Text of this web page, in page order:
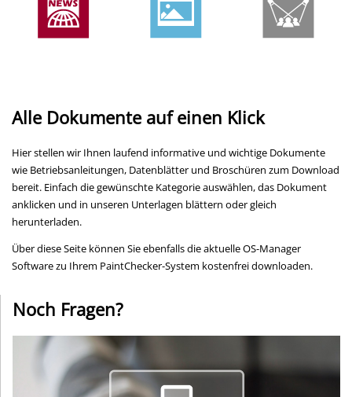
Alle Dokumente auf einen Klick
Hier stellen wir Ihnen laufend informative und wichtige Dokumente
wie Betriebsanleitungen, Datenblätter und Broschüren zum Download
bereit. Einfach die gewünschte Kategorie auswählen, das Dokument
anklicken und in unseren Unterlagen blättern oder gleich
herunterladen.
Über diese Seite können Sie ebenfalls die aktuelle OS-Manager
Software zu Ihrem PaintChecker-System kostenfrei downloaden.
Noch Fragen?